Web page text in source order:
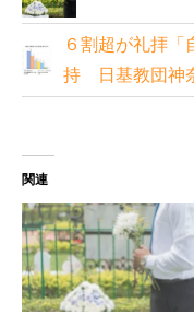
６割超が礼拝
持 日基教団神
関連